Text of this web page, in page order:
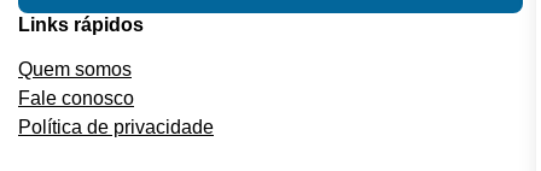
Links rápidos
Quem somos
Fale conosco
Política de privacidade